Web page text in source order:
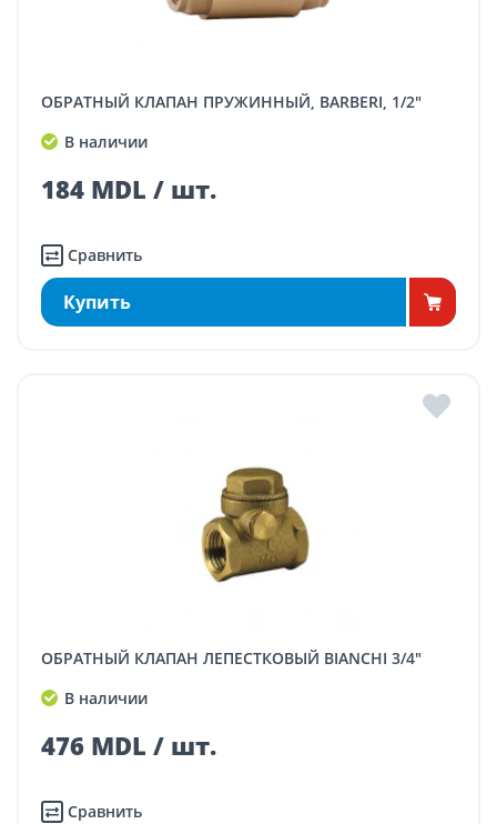
ОБРАТНЫЙ КЛАПАН ПРУЖИННЫЙ, BARBERI, 1/2"
В наличии
184 MDL / шт.
Сравнить
Купить
ОБРАТНЫЙ КЛАПАН ЛЕПЕСТКОВЫЙ BIANCHI 3/4"
В наличии
476 MDL / шт.
Сравнить